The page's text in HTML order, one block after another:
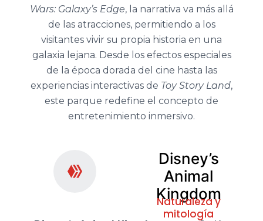
Wars: Galaxy’s Edge, la narrativa va más allá
de las atracciones, permitiendo a los
visitantes vivir su propia historia en una
galaxia lejana. Desde los efectos especiales
de la época dorada del cine hasta las
experiencias interactivas de Toy Story Land,
este parque redefine el concepto de
entretenimiento inmersivo.
Disney’s
Animal
Kingdom
Naturaleza y
mitología